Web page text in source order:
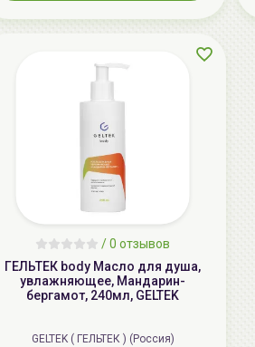
/0 отзывов
ГЕЛЬТЕК body Масло для душа,
увлажняющее, Мандарин-
бергамот, 240мл, GELTEK
GELTEK ( ГЕЛЬТЕК ) (Россия)